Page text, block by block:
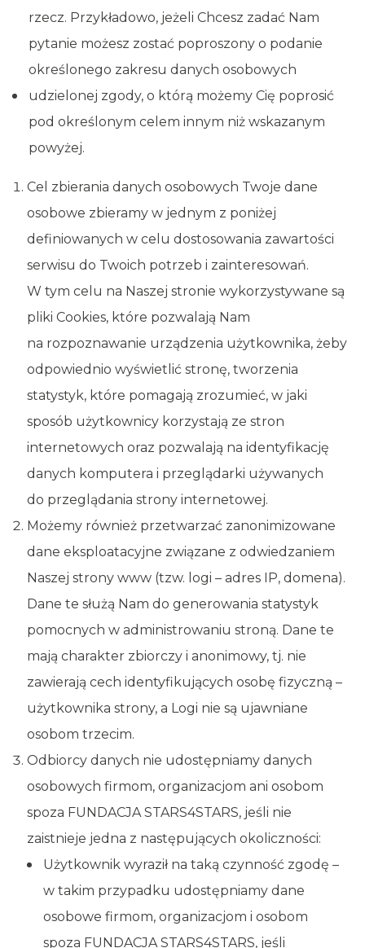
rzecz. Przykładowo, jeżeli Chcesz zadać Nam
pytanie możesz zostać poproszony o podanie
określonego zakresu danych osobowych
udzielonej zgody, o którą możemy Cię poprosić
pod określonym celem innym niż wskazanym
powyżej.
Cel zbierania danych osobowych Twoje dane
osobowe zbieramy w jednym z poniżej
definiowanych w celu dostosowania zawartości
serwisu do Twoich potrzeb i zainteresowań.
W tym celu na Naszej stronie wykorzystywane są
pliki Cookies, które pozwalają Nam
na rozpoznawanie urządzenia użytkownika, żeby
odpowiednio wyświetlić stronę, tworzenia
statystyk, które pomagają zrozumieć, w jaki
sposób użytkownicy korzystają ze stron
internetowych oraz pozwalają na identyfikację
danych komputera i przeglądarki używanych
do przeglądania strony internetowej.
Możemy również przetwarzać zanonimizowane
dane eksploatacyjne związane z odwiedzaniem
Naszej strony www (tzw. logi – adres IP, domena).
Dane te służą Nam do generowania statystyk
pomocnych w administrowaniu stroną. Dane te
mają charakter zbiorczy i anonimowy, tj. nie
zawierają cech identyfikujących osobę fizyczną –
użytkownika strony, a Logi nie są ujawniane
osobom trzecim.
Odbiorcy danych nie udostępniamy danych
osobowych firmom, organizacjom ani osobom
spoza FUNDACJA STARS4STARS, jeśli nie
zaistnieje jedna z następujących okoliczności:
Użytkownik wyraził na taką czynność zgodę –
w takim przypadku udostępniamy dane
osobowe firmom, organizacjom i osobom
spoza FUNDACJA STARS4STARS, jeśli